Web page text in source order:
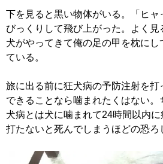
下を見ると黒い物体がいる。「ヒャ
びっくりして飛び上がった。よく見
犬がやってきて俺の足の甲を枕にし
ている。
旅に出る前に狂犬病の予防注射を打
できることなら噛まれたくはない。
犬病とは犬に噛まれて24時間以内
打たないと死んでしまうほどの恐ろ